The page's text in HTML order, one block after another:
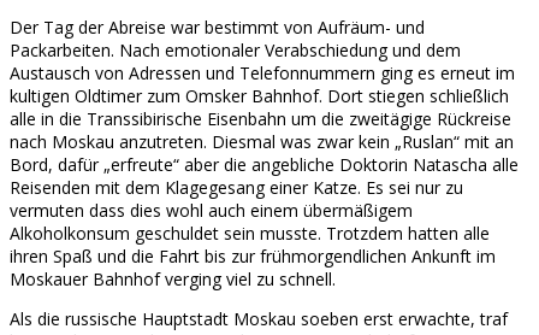
Der Tag der Abreise war bestimmt von Aufräum- und
Packarbeiten. Nach emotionaler Verabschiedung und dem
Austausch von Adressen und Telefonnummern ging es erneut im
kultigen Oldtimer zum Omsker Bahnhof. Dort stiegen schließlich
alle in die Transsibirische Eisenbahn um die zweitägige Rückreise
nach Moskau anzutreten. Diesmal was zwar kein „Ruslan“ mit an
Bord, dafür „erfreute“ aber die angebliche Doktorin Natascha alle
Reisenden mit dem Klagegesang einer Katze. Es sei nur zu
vermuten dass dies wohl auch einem übermäßigem
Alkoholkonsum geschuldet sein musste. Trotzdem hatten alle
ihren Spaß und die Fahrt bis zur frühmorgendlichen Ankunft im
Moskauer Bahnhof verging viel zu schnell.
Als die russische Hauptstadt Moskau soeben erst erwachte, traf